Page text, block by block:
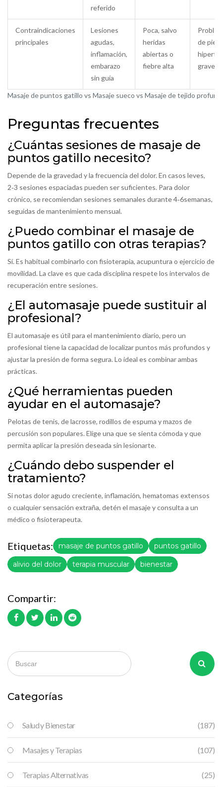
Masaje de puntos gatillo vs Masaje sueco vs Masaje de tejido
referido
Contraindicaciones
principales
Lesiones
agudas,
inflamación,
embarazo
sin guía
Poca, salvo
heridas
abiertas o
fiebre alta
de piel,
grave
Preguntas frecuentes
¿Cuántas sesiones de masaje de
puntos gatillo necesito?
Depende de la gravedad y la frecuencia del dolor. En casos leves,
2‑3 sesiones espaciadas pueden ser suficientes. Para dolor
crónico, se recomiendan sesiones semanales durante 4‑6semanas,
seguidas de mantenimiento mensual.
¿Puedo combinar el masaje de
puntos gatillo con otras terapias?
Sí. Es habitual combinarlo con fisioterapia, acupuntura o ejercicio de
movilidad. La clave es que cada disciplina respete los intervalos de
recuperación entre sesiones.
¿El automasaje puede sustituir al
profesional?
El automasaje es útil para el mantenimiento diario, pero un
profesional tiene la capacidad de localizar puntos más profundos y
ajustar la presión de forma segura. Lo ideal es combinar ambas
prácticas.
¿Qué herramientas pueden
ayudar en el automasaje?
Pelotas de tenis, de lacrosse, rodillos de espuma y mazos de
percusión son populares. Elige una que se sienta cómoda y que
permita aplicar la presión deseada sin lesionarte.
¿Cuándo debo suspender el
tratamiento?
Si notas dolor agudo creciente, inflamación, hematomas extensos
o cualquier sensación extraña, detén el masaje y consulta a un
médico o fisioterapeuta.
Etiquetas: masaje de puntos gatillo puntos gatillo
alivio del dolor terapia muscular bienestar
Compartir:
Categorías
Salud y Bienestar (187)
Masajes y Terapias (107)
Terapias Alternativas (25)